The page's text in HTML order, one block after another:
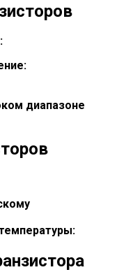
диапазоне